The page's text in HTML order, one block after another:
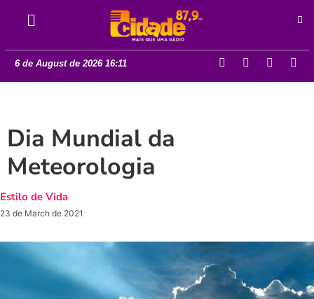
6 de August de 2026 16:11
Dia Mundial da
Meteorologia
Estilo de Vida
23 de March de 2021